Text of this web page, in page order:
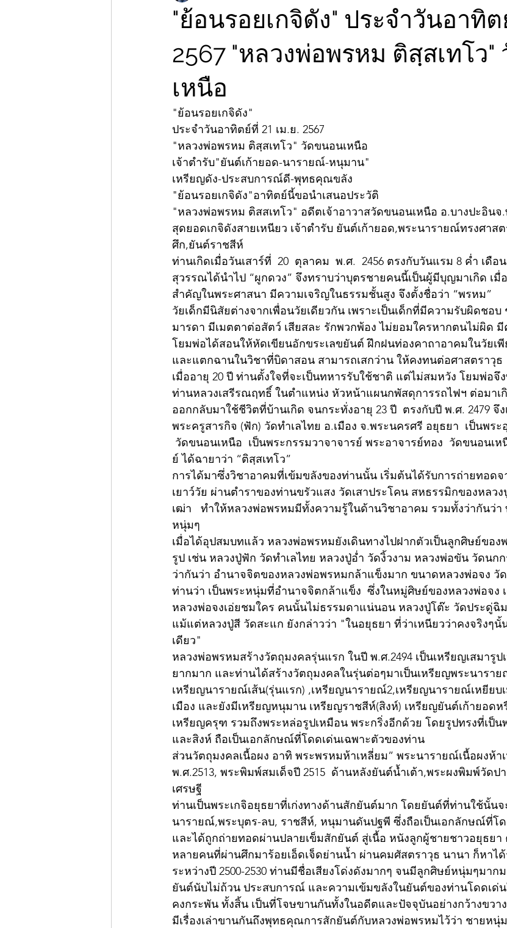
"ย้อนรอยเกจิดัง" ประจำวันอาทิต
2567 "หลวงพ่อพรหม ติสฺสเทโว
เหนือ
"ย้อนรอยเกจิดัง"
ประจำวันอาทิตย์ที่ 21 เม.ย. 2567
"หลวงพ่อพรหม ติสฺสเทโว" วัดขนอนเหนือ
เจ้าตำรับ"ยันต์เก้ายอด-นารายณ์-หนุมาน"
เหรียญดัง-ประสบการณ์ดี-พุทธคุณขลัง
"ย้อนรอยเกจิดัง"อาทิตย์นี้ขอนำเสนอประวัติ
"หลวงพ่อพรหม ติสสเทโว" อดีตเจ้าอาวาสวัดขนอนเหนือ อ.บางปะอินจ
สุดยอดเกจิดังสายเหนียว เจ้าตำรับ ยันต์เก้ายอด,พระนารายณ์ทรงศาส
ศึก,ยันต์ราชสีห์
ท่านเกิดเมื่อวันเสาร์ที่  20  ตุลาคม  พ.ศ.  2456 ตรงกับวันแรม 8 ค่ำ เดือ
สุวรรณได้นำไป “ผูกดวง” จึงทราบว่าบุตรชายคนนี้เป็นผู้มีบุญมาเกิด เมื่
สำคัญในพระศาสนา มีความเจริญในธรรมชั้นสูง จึงตั้งชื่อว่า “พรหม”
วัยเด็กมีนิสัยต่างจากเพื่อนวัยเดียวกัน เพราะเป็นเด็กที่มีความรับผิดชอบ
มารดา มีเมตตาต่อสัตว์ เสียสละ รักพวกพ้อง ไม่ยอมใครหากตนไม่ผิด
โยมพ่อได้สอนให้หัดเขียนอักขระเลขยันต์ ฝึกฝนท่องคาถาอาคมในวัยเพี
และแตกฉานในวิชาที่บิดาสอน สามารถเสกว่าน ให้คงทนต่อศาสตราวุธ
เมื่ออายุ 20 ปี ท่านตั้งใจที่จะเป็นทหารรับใช้ชาติ แต่ไม่สมหวัง โยมพ่อจึ
ท่านหลวงเสรีรณฤทธิ์ ในตำแหน่ง หัวหน้าแผนกพัสดุการรถไฟฯ ต่อมาเ
ออกกลับมาใช้ชีวิตที่บ้านเกิด จนกระทั่งอายุ 23 ปี  ตรงกับปี พ.ศ. 2479 จึ
พระครูสารกิจ (ฟัก) วัดทำเลไทย อ.เมือง จ.พระนครศรี อยุธยา  เป็นพร
วัดขนอนเหนือ  เป็นพระกรรมวาจาจารย์ พระอาจารย์ทอง  วัดขนอนเห
ย์ ได้ฉายาว่า “ติสฺสเทโว”
การได้มาซึ่งวิชาอาคมที่เข้มขลังของท่านนั้น เริ่มต้นได้รับการถ่ายทอด
เยาว์วัย ผ่านตำราของท่านขรัวแสง วัดเสาประโคน สหธรรมิกของหลว
เฒ่า   ทำให้หลวงพ่อพรหมมีทั้งความรู้ในด้านวิชาอาคม รวมทั้งว่ากันว่
หนุ่มๆ
เมื่อได้อุปสมบทแล้ว หลวงพ่อพรหมยังเดินทางไปฝากตัวเป็นลูกศิษย์ของ
รูป เช่น หลวงปู่ฟัก วัดทำเลไทย หลวงปู่อ่ำ วัดงิ้วงาม หลวงพ่อขัน วัดนก
ว่ากันว่า อำนาจจิตของหลวงพ่อพรหมกล้าแข็งมาก ขนาดหลวงพ่อจง วั
ท่านว่า เป็นพระหนุ่มที่อำนาจจิตกล้าแข็ง  ซึ่งในหมู่ศิษย์ของหลวงพ่อจง
หลวงพ่อจงเอ่ยชมใคร คนนั้นไม่ธรรมดาแน่นอน หลวงปู่โต๊ะ วัดประดู่ฉิ
แม้แต่หลวงปู่สี วัดสะแก ยังกล่าวว่า "ในอยุธยา ที่ว่าเหนียวว่าคงจริงๆ
เดียว"
หลวงพ่อพรหมสร้างวัตถุมงคลรุ่นแรก ในปี พ.ศ.2494 เป็นเหรียญเสมารู
ยากมาก และท่านได้สร้างวัตถุมงคลในรุ่นต่อๆมาเป็นเหรียญพระนารา
เหรียญนารายณ์เส้น(รุ่นแรก) ,เหรียญนารายณ์2,เหรียญนารายณ์เหยีย
เมือง และยังมีเหรียญหนุมาน เหรียญราชสีห์(สิงห์) เหรียญยันต์เก้ายอด
เหรียญครุฑ รวมถึงพระหล่อรูปเหมือน พระกริ่งอีกด้วย โดยรูปทรงที่เป็
และสิงห์ ถือเป็นเอกลักษณ์ที่โดดเด่นเฉพาะตัวของท่าน
ส่วนวัตถุมงคลเนื้อผง อาทิ พระพรหมห้าเหลี่ยม” พระนารายณ์เนื้อผงห้า
พ.ศ.2513, พระพิมพ์สมเด็จปี 2515  ด้านหลังยันต์น้ำเต้า,พระผงพิมพ์วัดป
เศรษฐี
ท่านเป็นพระเกจิอยุธยาที่เก่งทางด้านสักยันต์มาก โดยยันต์ที่ท่านใช้นั้นจ
นารายณ์,พระบุตร-ลบ, ราชสีห์, หนุมานดันปฐพี ซึ่งถือเป็นเอกลักษณ์ที่โ
และได้ถูกถ่ายทอดผ่านปลายเข็มสักยันต์ สู่เนื้อ หนังลูกผู้ชายชาวอยุธยา
หลายคนที่ผ่านศึกมาร้อยเอ็ดเจ็ดย่านน้ำ ผ่านคมศัสตราวุธ นานา ก็หาไ
ระหว่างปี 2500-2530 ท่านมีชื่อเสียงโด่งดังมากๆ จนมีลูกศิษย์หนุ่มๆมาก
ยันต์นับไม่ถ้วน ประสบการณ์ และความเข้มขลังในยันต์ของท่านโดดเด่
คงกระพัน ทั้งสิ้น เป็นที่โจษขานกันทั้งในอดีตและปัจจุบันอย่างกว้างขวาง
มีเรื่องเล่าขานกันถึงพุทธคุณการสักยันต์กับหลวงพ่อพรหมไว้ว่า ชายหนุ่